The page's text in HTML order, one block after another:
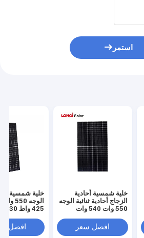
استمر
خلية شمسية أحادية
الزجاج أحادية ثنائية الوجه
550 وات 540 وات
افضل سعر
خلية شمسية
450 واط 455 واط افضل